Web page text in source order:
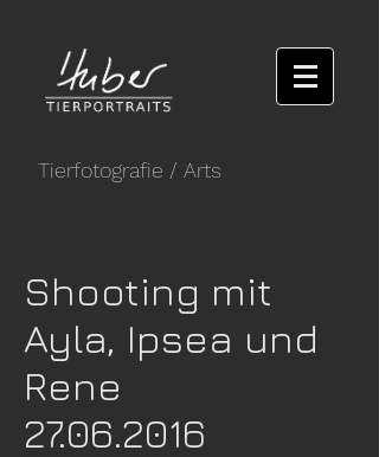
Tierfotografie / Arts
Shooting mit
Ayla, Ipsea und
Rene
27.06.2016